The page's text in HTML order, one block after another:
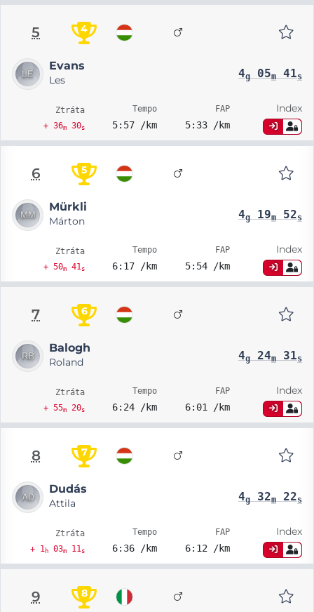
5 4
Evans
Les 4g05m41s
Ztráta
+ 36m30s
Tempo
5:57 /km
FAP
5:33 /km
Index
6 5
Mürkli
Márton 4g19m52s
Ztráta
+ 50m41s
Tempo
6:17 /km
FAP
5:54 /km
Index
7 6
Balogh
Roland 4g24m31s
Ztráta
+ 55m20s
Tempo
6:24 /km
FAP
6:01 /km
Index
8 7
Dudás
Attila 4g32m22s
Ztráta
+ 1h03m11s
Tempo
6:36 /km
FAP
6:12 /km
Index
9 8